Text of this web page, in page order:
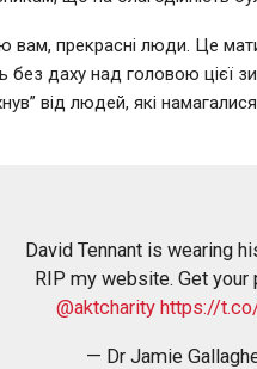
вам, прекрасні люди. Це
без даху над головою цієї
від людей, які
David Tennant is wearing
RIP my website. Get
@aktcharity https://
— Dr Jamie